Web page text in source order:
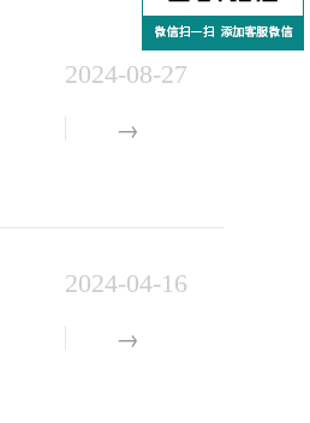
2024-08-27
2024-04-16